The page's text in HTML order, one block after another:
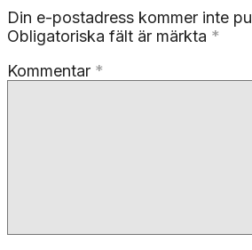
Din e-postadress kommer inte
Obligatoriska fält är märkta *
Kommentar *